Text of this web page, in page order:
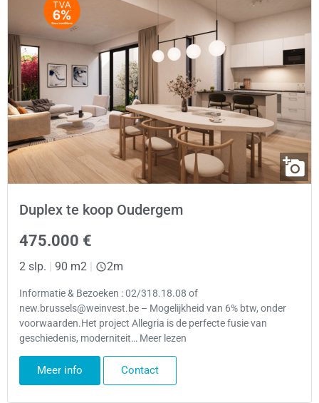
Duplex te koop Oudergem
475.000 €
2 slp. 90 m2 2m
Informatie & Bezoeken : 02/318.18.08 of
new.brussels@weinvest.be – Mogelijkheid van 6% btw, onder
voorwaarden.Het project Allegria is de perfecte fusie van
geschiedenis, moderniteit… Meer lezen
Meer info Contact